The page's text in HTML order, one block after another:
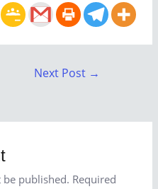
Next Post →
published. Required